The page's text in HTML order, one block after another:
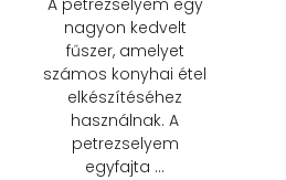
A petrezselyem egy
nagyon kedvelt
fűszer, amelyet
számos konyhai étel
elkészítéséhez
használnak. A
petrezselyem
egyfajta …